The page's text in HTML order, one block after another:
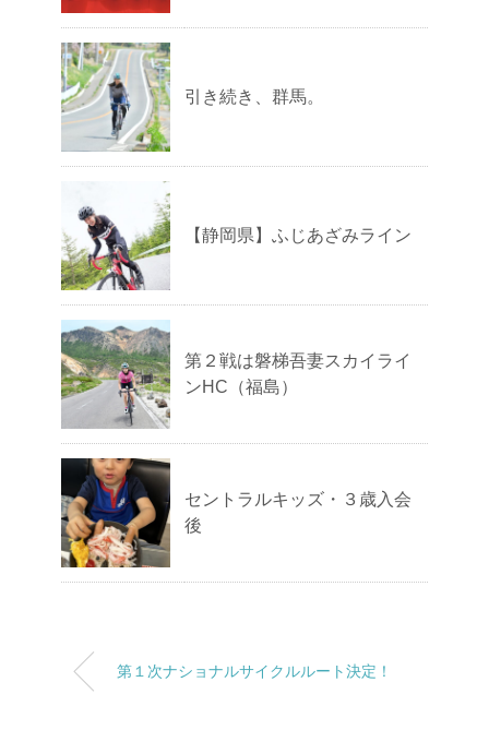
引き続き、群馬。
【静岡県】ふじあざみライン
第２戦は磐梯吾妻スカイライ
ンHC（福島）
セントラルキッズ・３歳入会
後
第１次ナショナルサイクルルート決定！